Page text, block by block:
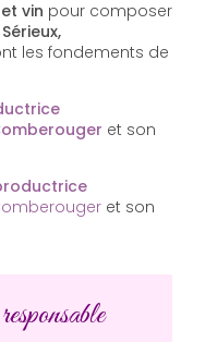
vin pour composer
Sérieux,
les fondements de
et son
et son